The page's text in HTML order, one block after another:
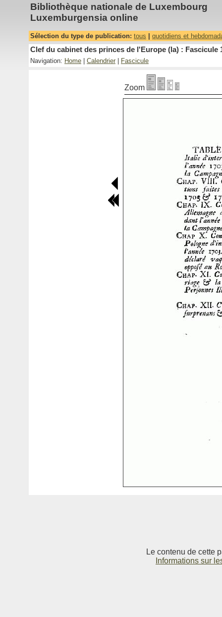
Bibliothèque nationale de Luxembourg
Luxemburgensia online
Sélection du type de publication: tous quotidiens et
Clef du cabinet des princes de l'Europe (la) : Fascicule
Navigation: Home Calendrier Fascicule
Zoom
Le contenu de cette
Informations sur